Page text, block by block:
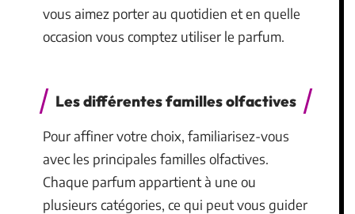
vous aimez porter au quotidien et en quelle
occasion vous comptez utiliser le parfum.
Les différentes familles olfactives
Pour affiner votre choix, familiarisez-vous
avec les principales familles olfactives.
Chaque parfum appartient à une ou
plusieurs catégories, ce qui peut vous guider